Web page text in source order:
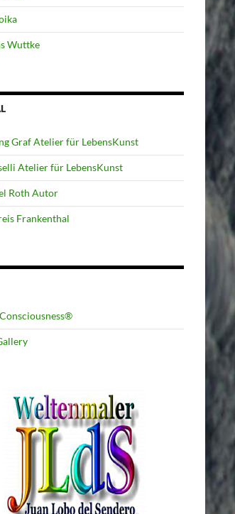
Wuttke
Graf Atelier für LebensKunst
Atelier für LebensKunst
Roth Autor
Frankenthal